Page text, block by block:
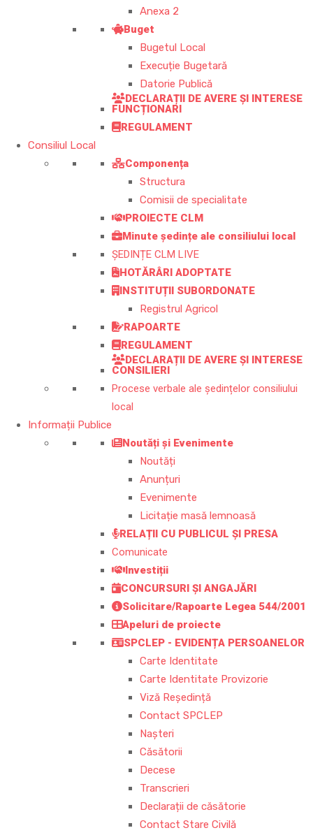
Anexa 2
Buget
Bugetul Local
Execuție Bugetară
Datorie Publică
DECLARAȚII DE AVERE ȘI INTERESE
FUNCȚIONARI
REGULAMENT
Consiliul Local
Componența
Structura
Comisii de specialitate
PROIECTE CLM
Minute ședințe ale consiliului local
ȘEDINȚE CLM LIVE
HOTĂRÂRI ADOPTATE
INSTITUȚII SUBORDONATE
Registrul Agricol
RAPOARTE
REGULAMENT
DECLARAȚII DE AVERE ȘI INTERESE
CONSILIERI
Procese verbale ale ședințelor consiliului
local
Informații Publice
Noutăți și Evenimente
Noutăți
Anunțuri
Evenimente
Licitație masă lemnoasă
RELAȚII CU PUBLICUL ȘI PRESA
Comunicate
Investiții
CONCURSURI ȘI ANGAJĂRI
Solicitare/Rapoarte Legea 544/2001
Apeluri de proiecte
SPCLEP - EVIDENȚA PERSOANELOR
Carte Identitate
Carte Identitate Provizorie
Viză Reședință
Contact SPCLEP
Nașteri
Căsătorii
Decese
Transcrieri
Declarații de căsătorie
Contact Stare Civilă